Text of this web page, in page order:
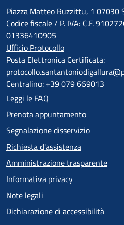
Piazza Matteo Ruzzittu, 1 07030
Codice fiscale / P. IVA: C.F.
01336410905
Ufficio Protocollo
Posta Elettronica Certificata:
Centralino: +39 079 669013
Leggi le FAQ
Prenota appuntamento
Segnalazione disservizio
Richiesta d'assistenza
Amministrazione trasparente
Informativa privacy
Note legali
Dichiarazione di accessibilità